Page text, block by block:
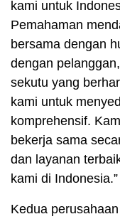
kami untuk
Pemahaman
bersama dengan
dengan
sekutu yang
kami untuk
komprehensif.
bekerja sama
dan layanan
kami di Indonesia.”
Kedua perusahaan